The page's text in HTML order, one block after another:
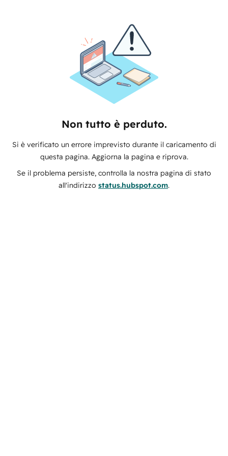
Non tutto è perduto.
Si è verificato un errore imprevisto durante il caricamento di
questa pagina. Aggiorna la pagina e riprova.
Se il problema persiste, controlla la nostra pagina di stato
all'indirizzo status.hubspot.com.